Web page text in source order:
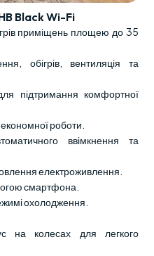
Black Wi-Fi
приміщень площею до 35
обігрів, вентиляція та
підтримання комфортної
роботи.
ввімкнення та
електроживлення.
смартфона.
охолодження.
на колесах для легкого